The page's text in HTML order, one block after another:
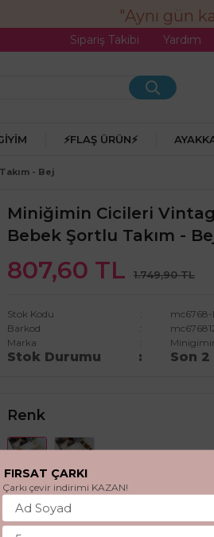
"Aynı gün
Sipariş Takibi Yardım
⚡FLAŞ ÜRÜN⚡
- Bej
Miniğimin Cicileri
Bebek Şortlu Takım -
807,60 TL 1.749,90 TL
Stok Kodu
mc6768-
Barkod
Marka
Stok Durumu Son 2
Renk
FIRSAT ÇARKI
Çarkı çevir indirimi KAZAN!